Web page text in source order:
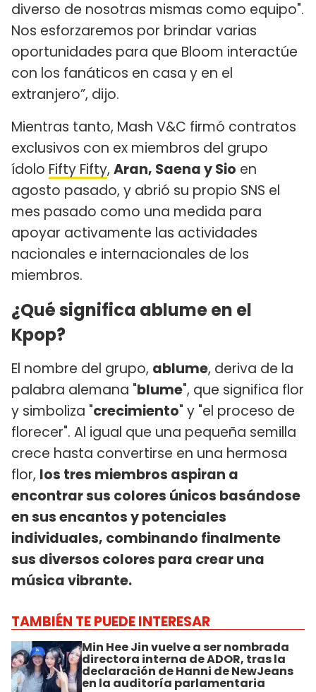
diverso de nosotras mismas como equipo".
Nos esforzaremos por brindar varias
oportunidades para que Bloom interactúe
con los fanáticos en casa y en el
extranjero”, dijo.
Mientras tanto, Mash V&C firmó contratos
exclusivos con ex miembros del grupo
ídolo Fifty Fifty, Aran, Saena y Sio en
agosto pasado, y abrió su propio SNS el
mes pasado como una medida para
apoyar activamente las actividades
nacionales e internacionales de los
miembros.
¿Qué significa ablume en el
Kpop?
El nombre del grupo, ablume, deriva de la
palabra alemana "blume", que significa flor
y simboliza "crecimiento" y "el proceso de
florecer". Al igual que una pequeña semilla
crece hasta convertirse en una hermosa
flor, los tres miembros aspiran a
encontrar sus colores únicos basándose
en sus encantos y potenciales
individuales, combinando finalmente
sus diversos colores para crear una
música vibrante.
TAMBIÉN TE PUEDE INTERESAR
Min Hee Jin vuelve a ser nombrada
directora interna de ADOR, tras la
declaración de Hanni de NewJeans
en la auditoría parlamentaria